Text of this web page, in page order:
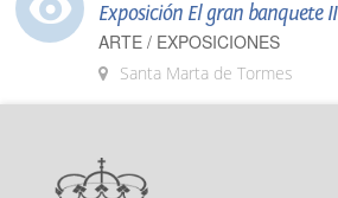
Exposición El gran banquete II
ARTE / EXPOSICIONES
Santa Marta de Tormes